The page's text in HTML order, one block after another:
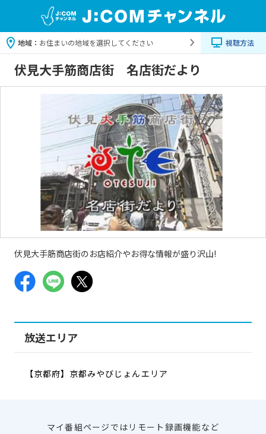
地域： お住まいの地域を選択してください 視聴方法
伏見大手筋商店街 名店街だより
伏見大手筋商店街のお店紹介やお得な情報が盛り沢山!
放送エリア
【京都府】京都みやびじょんエリア
マイ番組ページではリモート録画機能など